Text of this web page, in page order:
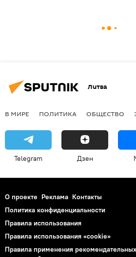
Литва
В МИРЕ ПОЛИТИКА ОБЩЕСТВО
Telegram Дзен
О проекте Реклама Контакты
Политика конфиденциальности
Правила использования
Правила использования «cookie»
Правила применения рекомендательных